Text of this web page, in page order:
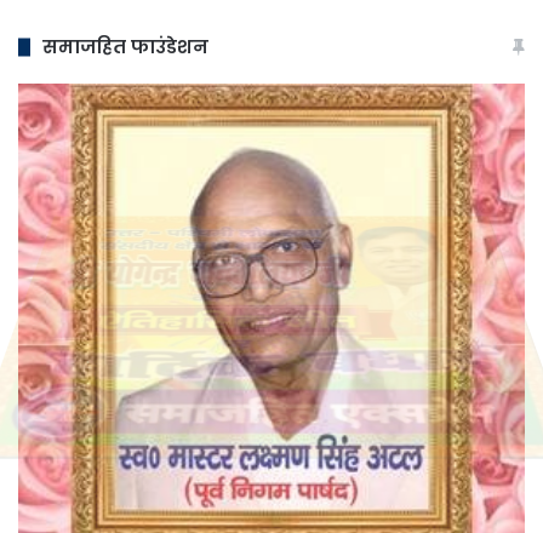
समाजहित फाउंडेशन